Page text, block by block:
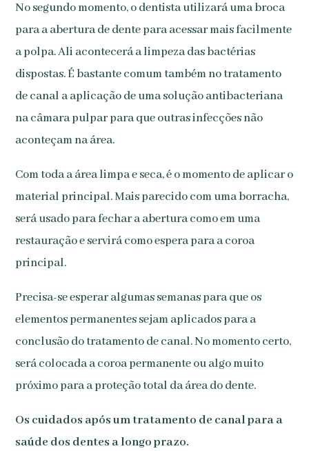
No segundo momento, o dentista utilizará uma broca
para a abertura de dente para acessar mais facilmente
a polpa. Ali acontecerá a limpeza das bactérias
dispostas. É bastante comum também no tratamento
de canal a aplicação de uma solução antibacteriana
na câmara pulpar para que outras infecções não
aconteçam na área.
Com toda a área limpa e seca, é o momento de aplicar o
material principal. Mais parecido com uma borracha,
será usado para fechar a abertura como em uma
restauração e servirá como espera para a coroa
principal.
Precisa-se esperar algumas semanas para que os
elementos permanentes sejam aplicados para a
conclusão do tratamento de canal. No momento certo,
será colocada a coroa permanente ou algo muito
próximo para a proteção total da área do dente.
Os cuidados após um tratamento de canal para a
saúde dos dentes a longo prazo.